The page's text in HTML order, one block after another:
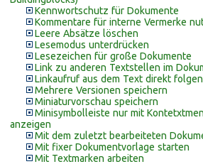
Kennwortschutz für Dokumente
Kommentare für interne Vermerke
Leere Absätze löschen
Lesemodus unterdrücken
Lesezeichen für große Dokumente
Link zu anderen Textstellen im
Linkaufruf aus dem Text direkt folgen
Mehrere Versionen speichern
Miniaturvorschau speichern
Minisymbolleiste nur mit
anzeigen
Mit dem zuletzt bearbeiteten
Mit fixer Dokumentvorlage starten
Mit Textmarken arbeiten